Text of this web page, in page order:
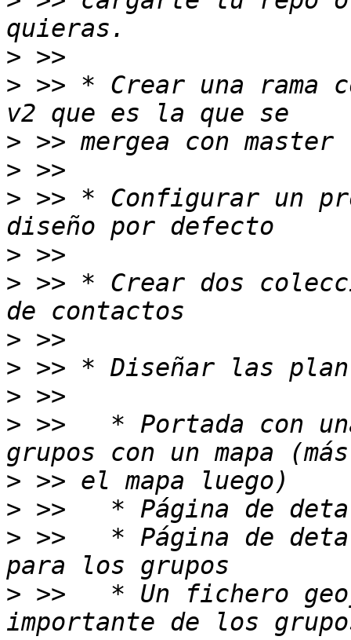
>
> >> * Crear una rama
>
>
> >> * Configurar un
>
> >> * Crear dos
>
>
>
> >>   * Portada con
>
>
> >>   * Página de
> >>   * Un fichero